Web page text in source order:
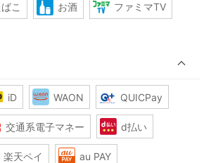
こ お酒 ファミマTV
iD WAON QUICPay
交通系電子マネー d払い
楽天ペイ au PAY